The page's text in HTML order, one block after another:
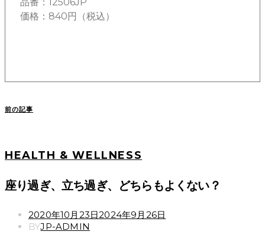
価格：840円（税込）
前の記事
HEALTH & WELLNESS
座り過ぎ、立ち過ぎ、どちらもよくない？
POSTED
ON
2020年10月23日2024年9月26日
BYJP-ADMIN